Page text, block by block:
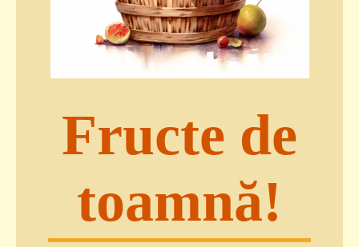
Fructe de
toamnă!